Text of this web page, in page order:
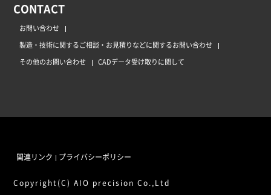
CONTACT
お問い合わせ
製造・技術に関するご相談・お見積りなどに関するお問い合わせ
その他のお問い合わせ
CADデータ受け取りに関して
Copyright(C) AIO precision Co.,Ltd
関連リンク プライバシーポリシー